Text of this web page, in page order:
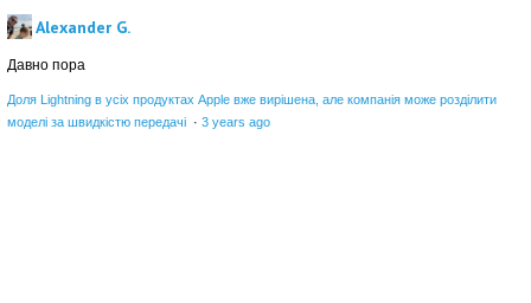
Alexander G.
Давно пора
Доля Lightning в усіх продуктах Apple вже вирішена, але компанія може розділити
моделі за швидкістю передачі · 3 years ago